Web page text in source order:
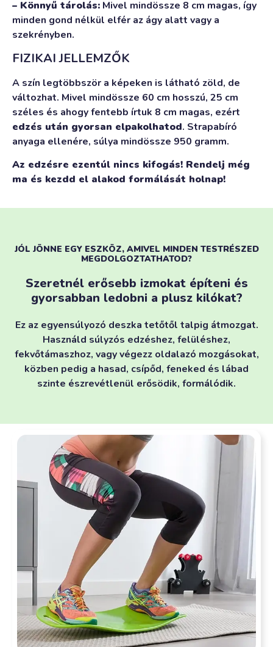
– Könnyű tárolás: Mivel mindössze 8 cm magas, így
minden gond nélkül elfér az ágy alatt vagy a
szekrényben.
FIZIKAI JELLEMZŐK
A szín legtöbbször a képeken is látható zöld, de
változhat. Mivel mindössze 60 cm hosszú, 25 cm
széles és ahogy fentebb írtuk 8 cm magas, ezért
edzés után gyorsan elpakolhatod. Strapabíró
anyaga ellenére, súlya mindössze 950 gramm.
Az edzésre ezentúl nincs kifogás! Rendelj még
ma és kezdd el alakod formálását holnap!
JÓL JÖNNE EGY ESZKÖZ, AMIVEL MINDEN TESTRÉSZED
MEGDOLGOZTATHATOD?
Szeretnél erősebb izmokat építeni és
gyorsabban ledobni a plusz kilókat?
Ez az egyensúlyozó deszka tetőtől talpig átmozgat.
Használd súlyzós edzéshez, felüléshez,
fekvőtámaszhoz, vagy végezz oldalazó mozgásokat,
közben pedig a hasad, csípőd, feneked és lábad
szinte észrevétlenül erősödik, formálódik.